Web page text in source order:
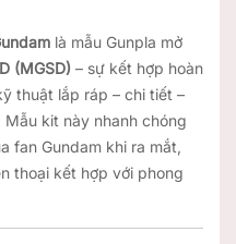
là mẫu Gunpla mở
(MGSD) – sự kết hợp hoàn
thuật lắp ráp – chi tiết –
kit này nhanh chóng
fan Gundam khi ra mắt,
thoại kết hợp với phong